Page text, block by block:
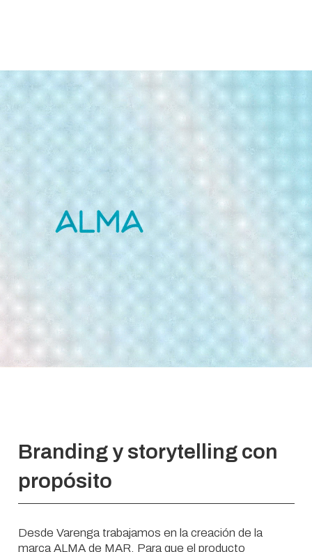
Branding y storytelling con
propósito
Desde Varenga trabajamos en la creación de la
marca ALMA de MAR. Para que el producto